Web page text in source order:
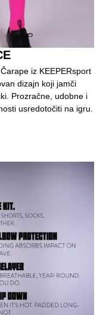
iz KEEPERsport
dizajn koji jamči
Prozračne, udobne i
usredotočiti na igru.